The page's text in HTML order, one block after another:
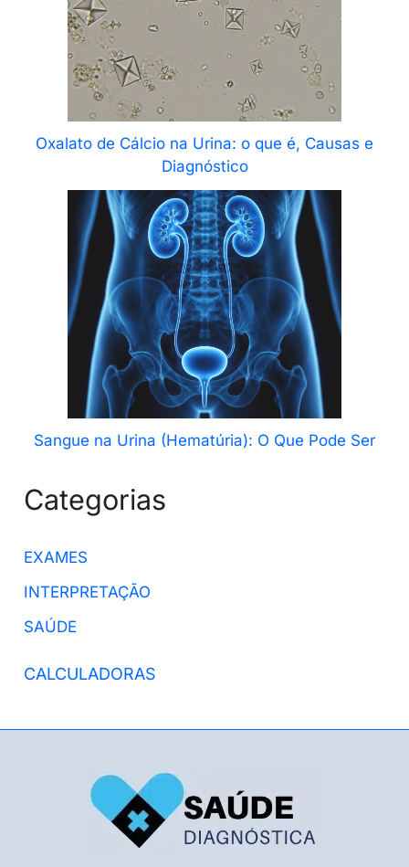
Oxalato de Cálcio na Urina: o que é, Causas e
Diagnóstico
Sangue na Urina (Hematúria): O Que Pode Ser
Categorias
EXAMES
INTERPRETAÇÃO
SAÚDE
CALCULADORAS